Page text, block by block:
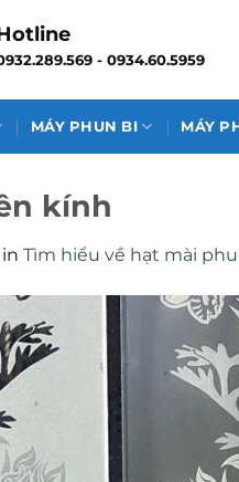
- 0934.60.5959
MÁY PHUN BI MÁY
kính
in Tìm hiểu về hạt mài